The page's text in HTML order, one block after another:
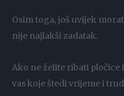
Osim toga, još uvijek
nije najlakši zadatak.
Ako ne želite ribati pločice
vas koje štedi vrijeme i